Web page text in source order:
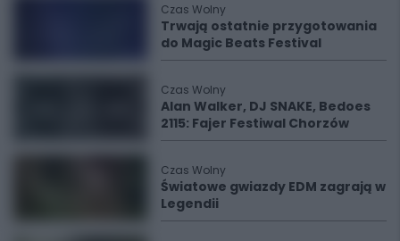
Czas Wolny
Trwają ostatnie przygotowania
do Magic Beats Festival
Czas Wolny
Alan Walker, DJ SNAKE, Bedoes
2115: Fajer Festiwal Chorzów
Czas Wolny
Światowe gwiazdy EDM zagrają w
Legendii